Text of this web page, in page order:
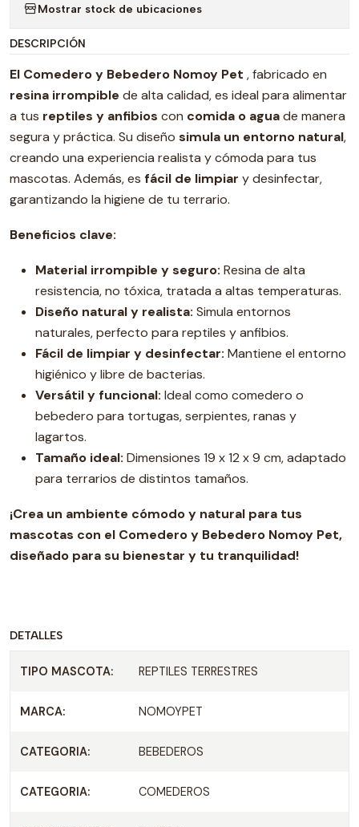
Mostrar stock de ubicaciones
DESCRIPCIÓN
El Comedero y Bebedero Nomoy Pet , fabricado en
resina irrompible de alta calidad, es ideal para alimentar
a tus reptiles y anfibios con comida o aguade manera
segura y práctica. Su diseño simula un entorno natural,
creando una experiencia realista y cómoda para tus
mascotas. Además, es fácil de limpiar y desinfectar,
garantizando la higiene de tu terrario.
Beneficios clave:
Material irrompible y seguro: Resina de alta
resistencia, no tóxica, tratada a altas temperaturas.
Diseño natural y realista: Simula entornos
naturales, perfecto para reptiles y anfibios.
Fácil de limpiar y desinfectar: ​​Mantiene el entorno
higiénico y libre de bacterias.
Versátil y funcional: Ideal como comedero o
bebedero para tortugas, serpientes, ranas y
lagartos.
Tamaño ideal: Dimensiones 19 x 12 x 9 cm, adaptado
para terrarios de distintos tamaños.
¡Crea un ambiente cómodo y natural para tus
mascotas con el Comedero y Bebedero Nomoy Pet,
diseñado para su bienestar y tu tranquilidad!
DETALLES
TIPO MASCOTA: REPTILES TERRESTRES
MARCA: NOMOYPET
CATEGORIA: BEBEDEROS
CATEGORIA: COMEDEROS